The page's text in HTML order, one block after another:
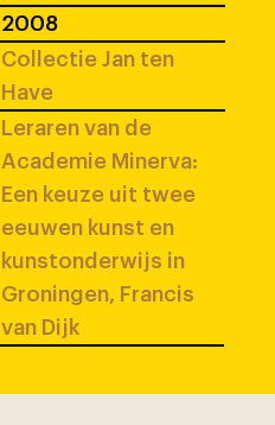
2008
Collectie Jan ten
Have
Leraren van de
Academie Minerva:
Een keuze uit twee
eeuwen kunst en
kunstonderwijs in
Groningen, Francis
van Dijk